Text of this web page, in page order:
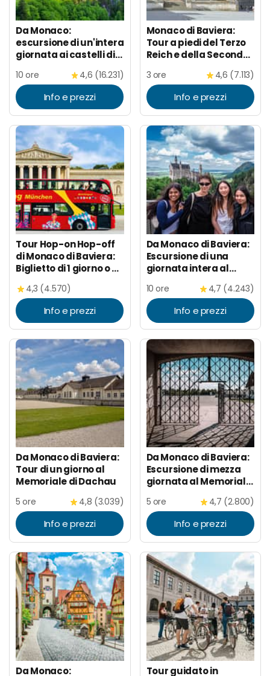
Da Monaco:
escursione di un'intera
giornata ai castelli di
Neuschwanstein e
Linderhof
10 ore 4,6 (16.231)
Info e prezzi
Monaco di Baviera:
Tour a piedi del Terzo
Reich e della Seconda
3 ore 4,6 (7.113)
Info e prezzi
Tour Hop-on Hop-off
di Monaco di Baviera:
Biglietto di 1 giorno o di
4,3 (4.570)
Info e prezzi
Da Monaco di Baviera:
Escursione di una
giornata intera al
Neuschwanstein
10 ore 4,7 (4.243)
Info e prezzi
Da Monaco di Baviera:
Tour di un giorno al
Memoriale di Dachau
5 ore 4,8 (3.039)
Info e prezzi
Da Monaco di Baviera:
Escursione di mezza
giornata al Memoriale
5 ore 4,7 (2.800)
Info e prezzi
Da Monaco: Tour guidato in